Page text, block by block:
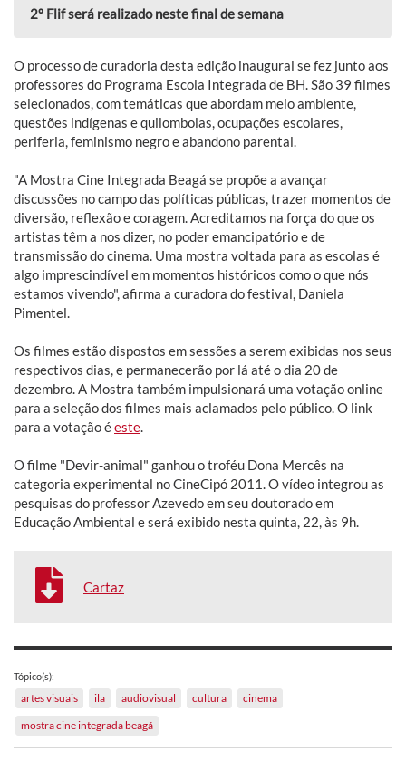
2º Flif será realizado neste final de semana
O processo de curadoria desta edição inaugural se fez junto aos
professores do Programa Escola Integrada de BH. São 39 filmes
selecionados, com temáticas que abordam meio ambiente,
questões indígenas e quilombolas, ocupações escolares,
periferia, feminismo negro e abandono parental.
"A Mostra Cine Integrada Beagá se propõe a avançar
discussões no campo das políticas públicas, trazer momentos de
diversão, reflexão e coragem. Acreditamos na força do que os
artistas têm a nos dizer, no poder emancipatório e de
transmissão do cinema. Uma mostra voltada para as escolas é
algo imprescindível em momentos históricos como o que nós
estamos vivendo", afirma a curadora do festival, Daniela
Pimentel.
Os filmes estão dispostos em sessões a serem exibidas nos seus
respectivos dias, e permanecerão por lá até o dia 20 de
dezembro. A Mostra também impulsionará uma votação online
para a seleção dos filmes mais aclamados pelo público. O link
para a votação éeste.
O filme "Devir-animal" ganhou o troféu Dona Mercês na
categoria experimental no CineCipó 2011. O vídeo integrou as
pesquisas do professor Azevedo em seu doutorado em
Educação Ambiental e será exibido nesta quinta, 22, às 9h.
Cartaz
Tópico(s):
artes visuais ila audiovisual cultura
cinema
mostra cine integrada beagá